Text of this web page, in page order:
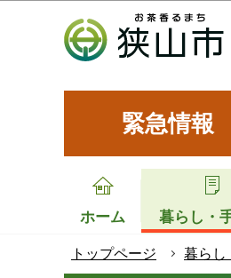
緊急情報
ホーム 暮らし・
トップページ 暮らし